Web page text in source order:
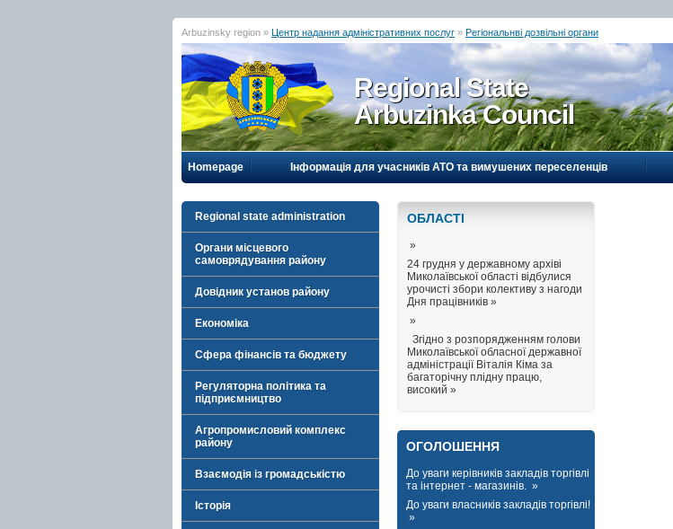
Arbuzinsky region » Центр надання адміністративних послуг » Регіональнві дозвільні органи
Regional State
Arbuzinka Council
Homepage Інформація для учасників АТО та вимушених переселенців
Regional state administration
Органи місцевого
самоврядування району
Довідник установ району
Економіка
Сфера фінансів та бюджету
Регуляторна політика та
підприємництво
Агропромисловий комплекс
району
Взаємодія із громадськістю
Історія
ОБЛАСТI
»
24 грудня у державному архіві
Миколаївської області відбулися
урочисті збори колективу з нагоди
Дня працівників »
»
Згідно з розпорядженням голови
Миколаївської обласної державної
адміністрації Віталія Кіма за
багаторічну плідну працю,
високий »
ОГОЛОШЕННЯ
До уваги керівників закладів торгівлі
та інтернет - магазинів. »
До уваги власників закладів торгівлі!
»